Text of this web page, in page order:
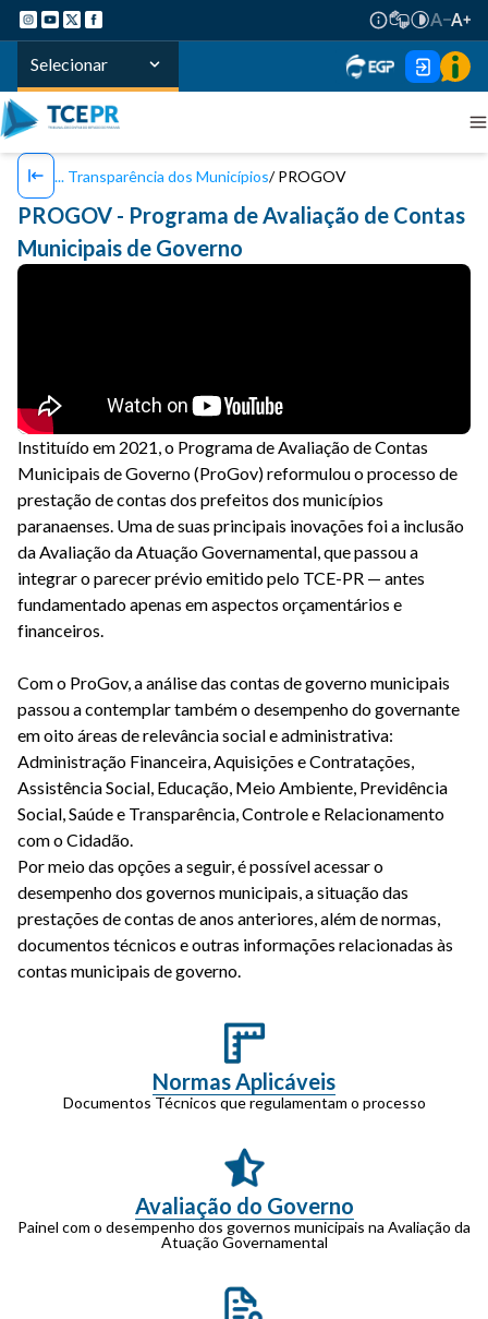
Selecionar
Transparência dos Municípios PROGOV
PROGOV - Programa de Avaliação de Contas
Municipais de Governo
Instituído em 2021, o Programa de Avaliação de Contas
Municipais de Governo (ProGov) reformulou o processo de
prestação de contas dos prefeitos dos municípios
paranaenses. Uma de suas principais inovações foi a inclusão
da Avaliação da Atuação Governamental, que passou a
integrar o parecer prévio emitido pelo TCE-PR — antes
fundamentado apenas em aspectos orçamentários e
financeiros.
Com o ProGov, a análise das contas de governo municipais
passou a contemplar também o desempenho do governante
em oito áreas de relevância social e administrativa:
Administração Financeira, Aquisições e Contratações,
Assistência Social, Educação, Meio Ambiente, Previdência
Social, Saúde e Transparência, Controle e Relacionamento
com o Cidadão.
Por meio das opções a seguir, é possível acessar o
desempenho dos governos municipais, a situação das
prestações de contas de anos anteriores, além de normas,
documentos técnicos e outras informações relacionadas às
contas municipais de governo.
Normas Aplicáveis
Documentos Técnicos que regulamentam o processo
Avaliação do Governo
Painel com o desempenho dos governos municipais na Avaliação da
Atuação Governamental